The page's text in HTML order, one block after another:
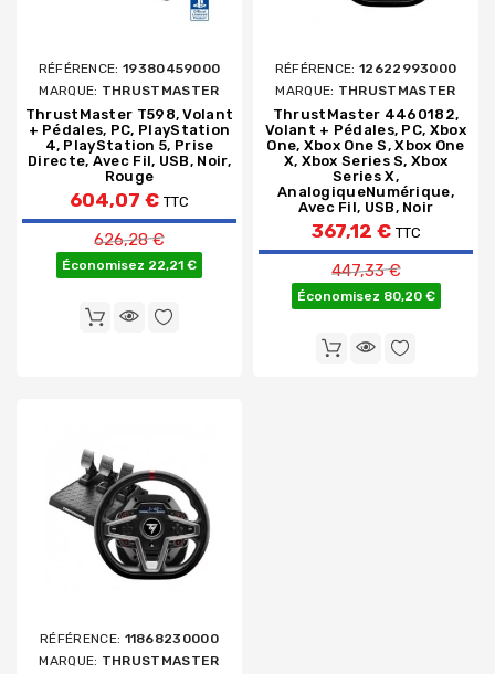
RÉFÉRENCE: 19380459000
MARQUE: THRUSTMASTER
ThrustMaster T598, Volant
+ Pédales, PC, PlayStation
4, PlayStation 5, Prise
Directe, Avec Fil, USB, Noir,
Rouge
604,07 € TTC
Prix de base
626,28 €
Économisez 22,21 €
RÉFÉRENCE: 12622993000
MARQUE: THRUSTMASTER
ThrustMaster 4460182,
Volant + Pédales, PC, Xbox
One, Xbox One S, Xbox One
X, Xbox Series S, Xbox
Series X,
AnalogiqueNumérique,
Avec Fil, USB, Noir
367,12 € TTC
Prix de base
447,33 €
Économisez 80,20 €
RÉFÉRENCE: 11868230000
MARQUE: THRUSTMASTER